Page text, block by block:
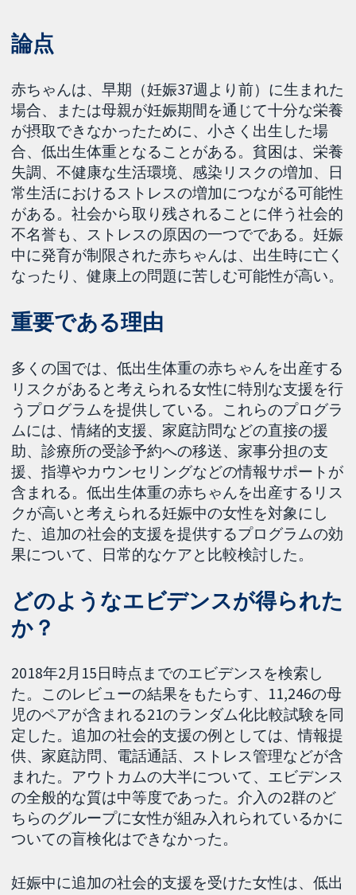
論点
赤ちゃんは、早期（妊娠37週より前）に生まれた
場合、または母親が妊娠期間を通じて十分な栄養
が摂取できなかったために、小さく出生した場
合、低出生体重となることがある。貧困は、栄養
失調、不健康な生活環境、感染リスクの増加、日
常生活におけるストレスの増加につながる可能性
がある。社会から取り残されることに伴う社会的
不名誉も、ストレスの原因の一つでである。妊娠
中に発育が制限された赤ちゃんは、出生時に亡く
なったり、健康上の問題に苦しむ可能性が高い。
重要である理由
多くの国では、低出生体重の赤ちゃんを出産する
リスクがあると考えられる女性に特別な支援を行
うプログラムを提供している。これらのプログラ
ムには、情緒的支援、家庭訪問などの直接の援
助、診療所の受診予約への移送、家事分担の支
援、指導やカウンセリングなどの情報サポートが
含まれる。低出生体重の赤ちゃんを出産するリス
クが高いと考えられる妊娠中の女性を対象にし
た、追加の社会的支援を提供するプログラムの効
果について、日常的なケアと比較検討した。
どのようなエビデンスが得られた
か？
2018年2月15日時点までのエビデンスを検索し
た。このレビューの結果をもたらす、11,246の母
児のペアが含まれる21のランダム化比較試験を同
定した。追加の社会的支援の例としては、情報提
供、家庭訪問、電話通話、ストレス管理などが含
まれた。アウトカムの大半について、エビデンス
の全般的な質は中等度であった。介入の2群のど
ちらのグループに女性が組み入れられているかに
ついての盲検化はできなかった。
妊娠中に追加の社会的支援を受けた女性は、低出